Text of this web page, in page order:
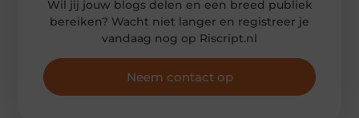
Wil jij jouw blogs delen en een breed publiek
bereiken? Wacht niet langer en registreer je
vandaag nog op Riscript.nl
Neem contact op